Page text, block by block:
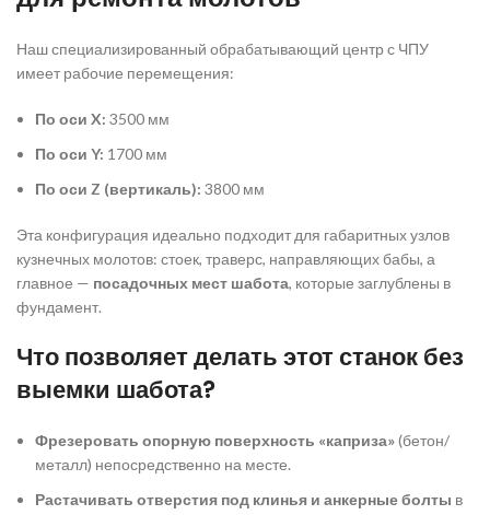
Наш специализированный обрабатывающий центр с ЧПУ
имеет рабочие перемещения:
По оси X: 3500 мм
По оси Y: 1700 мм
По оси Z (вертикаль): 3800 мм
Эта конфигурация идеально подходит для габаритных узлов
кузнечных молотов: стоек, траверс, направляющих бабы, а
главное — посадочных мест шабота, которые заглублены в
фундамент.
Что позволяет делать этот станок без
выемки шабота?
Фрезеровать опорную поверхность «каприза»(бетон/
металл) непосредственно на месте.
Растачивать отверстия под клинья и анкерные болты в